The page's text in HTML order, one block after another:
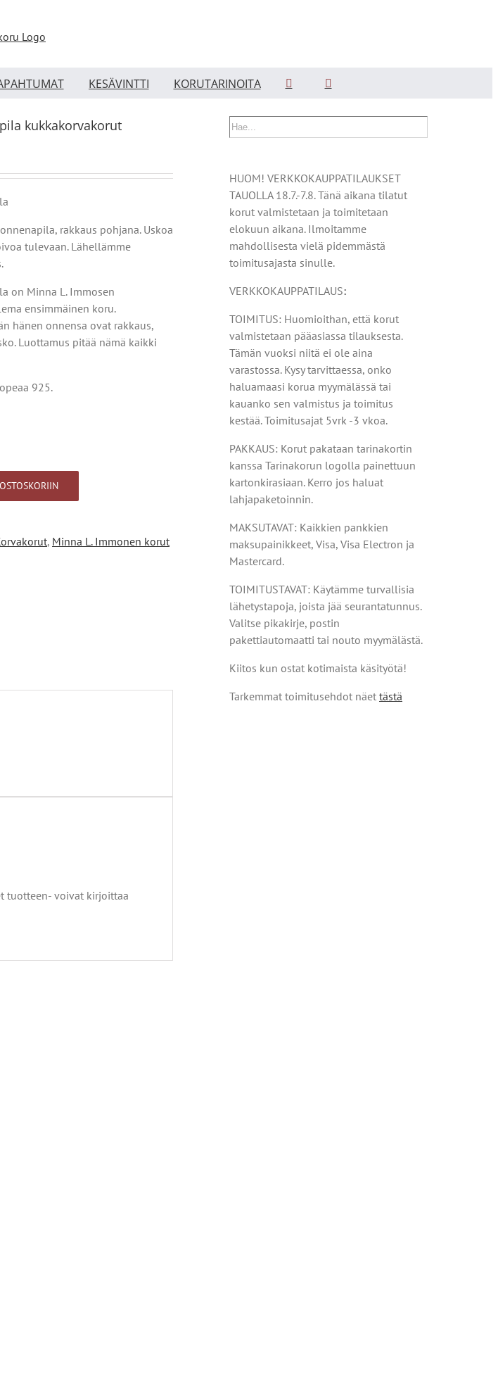
KESÄVINTTI KORUTARINOITA
kukkakorvakorut
rakkaus pohjana. Uskoa
tulevaan. Lähellämme
on Minna L. Immosen
ensimmäinen koru.
hänen onnensa ovat rakkaus,
Luottamus pitää nämä kaikki
925.
, Minna L. Immonen korut
tuotteen- voivat kirjoittaa
HUOM! VERKKOKAUPPATILAUKSET
TAUOLLA 18.7.-7.8. Tänä aikana tilatut
korut valmistetaan ja toimitetaan
elokuun aikana. Ilmoitamme
mahdollisesta vielä pidemmästä
toimitusajasta sinulle.
VERKKOKAUPPATILAUS:
TOIMITUS: Huomioithan, että korut
valmistetaan pääasiassa tilauksesta.
Tämän vuoksi niitä ei ole aina
varastossa. Kysy tarvittaessa, onko
haluamaasi korua myymälässä tai
kauanko sen valmistus ja toimitus
kestää. Toimitusajat 5vrk -3 vkoa.
PAKKAUS: Korut pakataan tarinakortin
kanssa Tarinakorun logolla painettuun
kartonkirasiaan. Kerro jos haluat
lahjapaketoinnin.
MAKSUTAVAT: Kaikkien pankkien
maksupainikkeet, Visa, Visa Electron ja
Mastercard.
TOIMITUSTAVAT: Käytämme turvallisia
lähetystapoja, joista jää seurantatunnus.
Valitse pikakirje, postin
pakettiautomaatti tai nouto myymälästä.
Kiitos kun ostat kotimaista käsityötä!
Tarkemmat toimitusehdot näet tästä